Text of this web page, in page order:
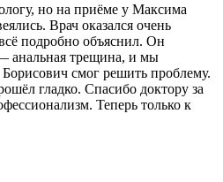
но на приёме у Максима
Врач оказался очень
подробно объяснил. Он
анальная трещина, и мы
смог решить проблему.
гладко. Спасибо доктору за
Теперь только к